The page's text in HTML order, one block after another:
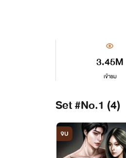
3.45M
เข้าชม
Set #No.1 (4)
จบ